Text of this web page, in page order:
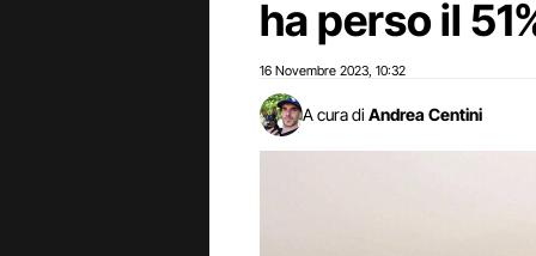
ha perso il
16 Novembre 2023 10:32
A cura di Andrea Centini